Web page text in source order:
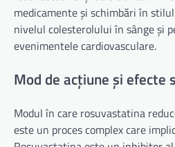
medicamente și schimbări în
nivelul colesterolului în sânge și
evenimentele cardiovasculare.
Mod de acțiune și efecte
Modul în care rosuvastatina
este un proces complex care